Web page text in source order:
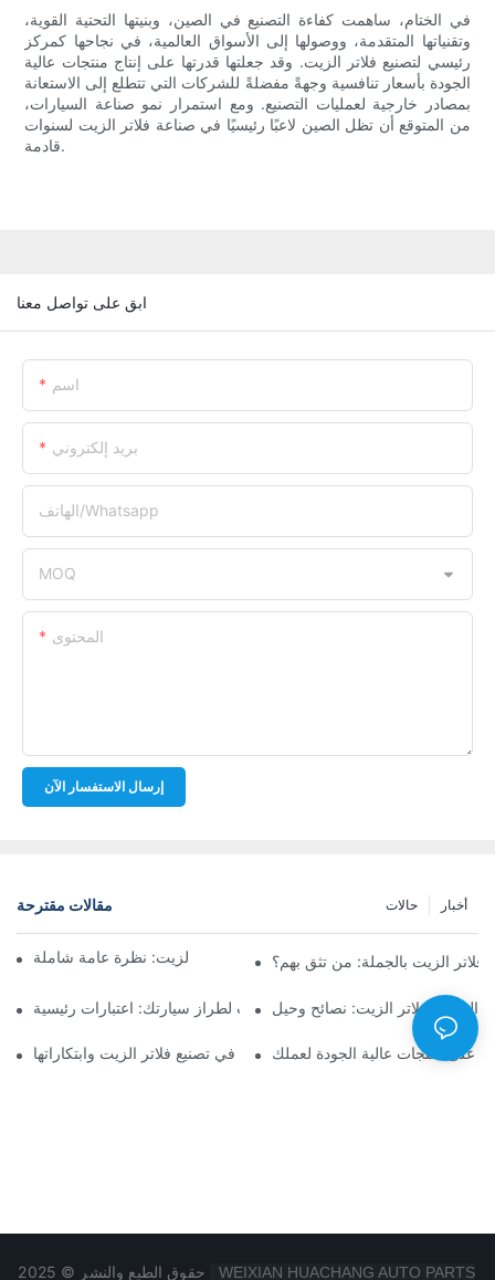
في الختام، ساهمت كفاءة التصنيع في الصين، وبنيتها التحتية القوية،
وتقنياتها المتقدمة، ووصولها إلى الأسواق العالمية، في نجاحها كمركز
رئيسي لتصنيع فلاتر الزيت. وقد جعلتها قدرتها على إنتاج منتجات عالية
الجودة بأسعار تنافسية وجهةً مفضلةً للشركات التي تتطلع إلى الاستعانة
بمصادر خارجية لعمليات التصنيع. ومع استمرار نمو صناعة السيارات،
من المتوقع أن تظل الصين لاعبًا رئيسيًا في صناعة فلاتر الزيت لسنوات
قادمة.
ابق على تواصل معنا
اسم
بريد إلكتروني
الهاتف/whatsapp
MOQ
المحتوى
إرسال الاستفسار الآن
مقالات مقترحة أخبار حالات
أفضل شركات تصنيع فلاتر الزيت: نظرة عامة شاملةالزيت بالجملة: من تثق بهم؟
اختيار فلتر الزيت المناسب لطراز سيارتك: اعتبارات رئيسية
الجملة لفلاتر الزيت: نصائح وحيل
تسليط الضوء على الشركات الرائدة في تصنيع فلاتر الزيت وابتكاراتها
على منتجات عالية الجودة لعملك
WEIXIAN HUACHANG AUTO PARTS